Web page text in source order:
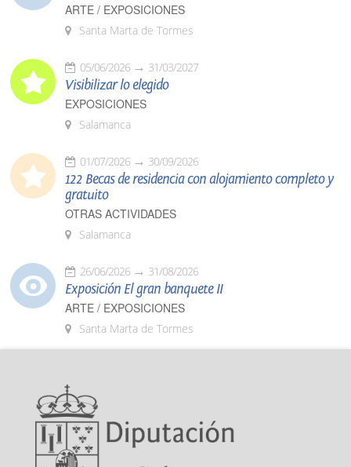
ARTE / EXPOSICIONES
Santa Marta de Tormes
05/06/2026 31/03/2027
Visibilizar lo elegido
EXPOSICIONES
Salamanca
01/07/2026 30/09/2026
122 Becas de residencia con alojamiento completo y
gratuito
OTRAS ACTIVIDADES
Salamanca
26/06/2026 31/08/2026
Exposición El gran banquete II
ARTE / EXPOSICIONES
Santa Marta de Tormes